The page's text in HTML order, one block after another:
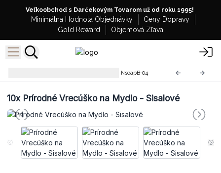
Veľkoobchod s Darčekovým Tovarom už od roku 1995!
Minimálna Hodnota Objednávky
Ceny Dopravy
Gold Reward
Objemová Zľava
NsoapB-04
10xPrírodné Vrecúško na Mydlo - Sisalové